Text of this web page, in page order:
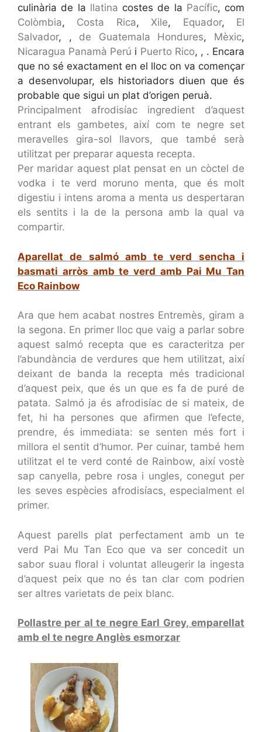
culinària de la llatina costes de la Pacífic, com
Colòmbia, Costa Rica,Xile, Equador, El
Salvador, , de Guatemala Hondures, Mèxic,
Nicaragua Panamà Perú i Puerto Rico, , . Encara
que no sé exactament en el lloc on va començar
a desenvolupar, els historiadors diuen que és
probable que sigui un plat d’origen peruà.
Principalment afrodisíac ingredient d’aquest
entrant els gambetes, així com te negre set
meravelles gira-sol llavors, que també serà
utilitzat per preparar aquesta recepta.
Per maridar aquest plat pensat en un còctel de
vodka i te verd moruno menta, que és molt
digestiu i intens aroma a menta us despertaran
els sentits i la de la persona amb la qual va
compartir.
Aparellat de salmó amb te verd sencha i
basmati arròs amb te verd amb Pai Mu Tan
Eco Rainbow
Ara que hem acabat nostres Entremès, giram a
la segona. En primer lloc que vaig a parlar sobre
aquest salmó recepta que es caracteritza per
l’abundància de verdures que hem utilitzat, així
deixant de banda la recepta més tradicional
d’aquest peix, que és un que es fa de puré de
patata. Salmó ja és afrodisíac de si mateix, de
fet, hi ha persones que afirmen que l’efecte,
prendre, és immediata: se senten més fort i
millora el sentit d’humor. Per cuinar, també hem
utilitzat el te verd conté de Rainbow, així vostè
sap canyella, pebre rosa i ungles, conegut per
les seves espècies afrodisíacs, especialment el
primer.
Aquest parells plat perfectament amb un te
verd Pai Mu Tan Eco que va ser concedit un
sabor suau floral i voluntat alleugerir la ingesta
d’aquest peix que no és tan clar com podrien
ser altres varietats de peix blanc.
Pollastre per al te negre Earl Grey, emparellat
amb el te negre Anglès esmorzar